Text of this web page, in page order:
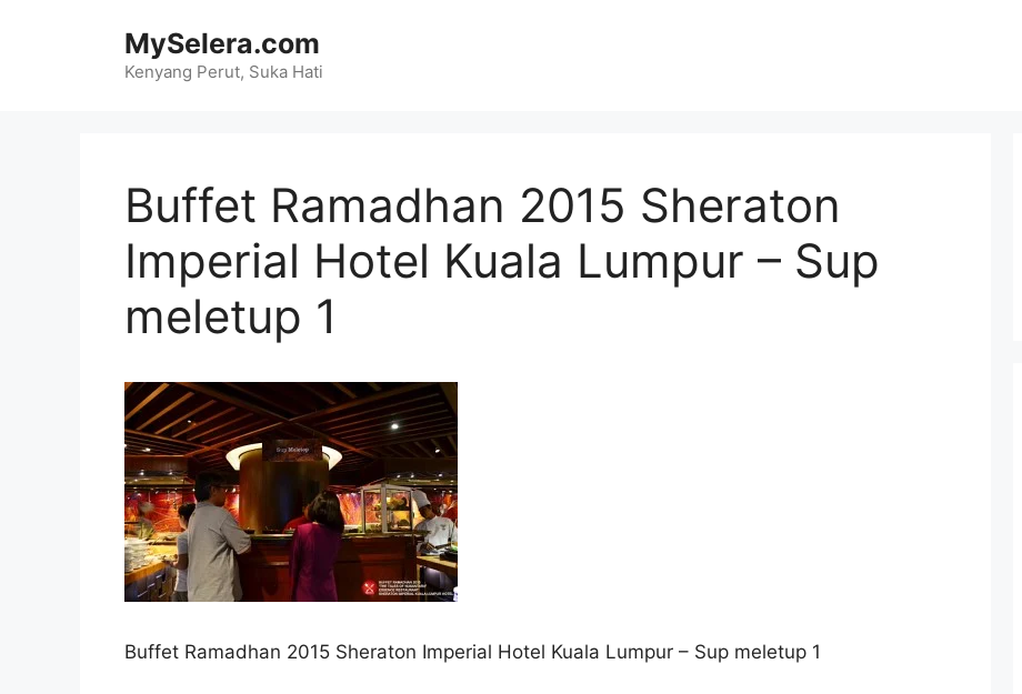
MySelera.com
Kenyang Perut, Suka Hati
Buffet Ramadhan 2015 Sheraton
Imperial Hotel Kuala Lumpur – Sup
meletup 1
Buffet Ramadhan 2015 Sheraton Imperial Hotel Kuala Lumpur – Sup meletup 1